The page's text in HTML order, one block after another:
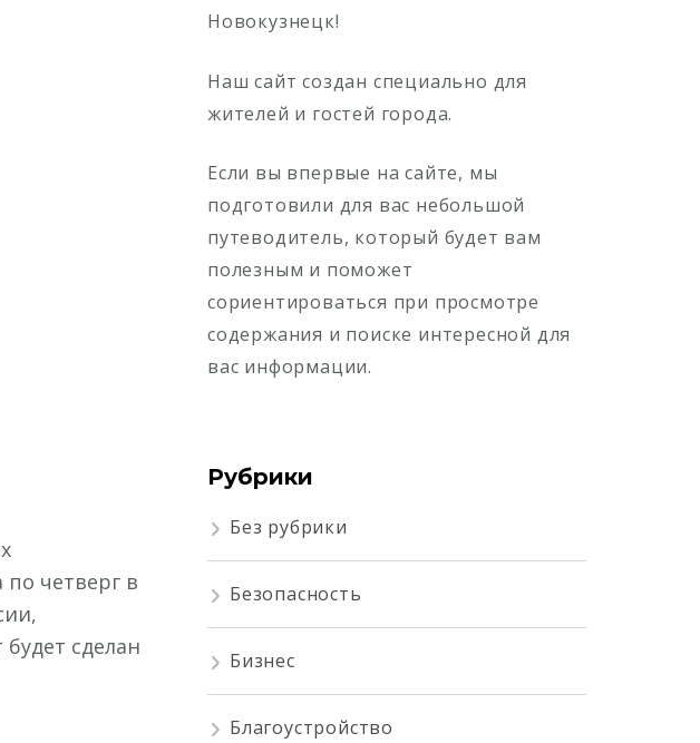
четверг в
сделан
Новокузнецк!
Наш сайт создан специально для
жителей и гостей города.
Если вы впервые на сайте, мы
подготовили для вас небольшой
путеводитель, который будет вам
полезным и поможет
сориентироваться при просмотре
содержания и поиске интересной для
вас информации.
Рубрики
Без рубрики
Безопасность
Бизнес
Благоустройство